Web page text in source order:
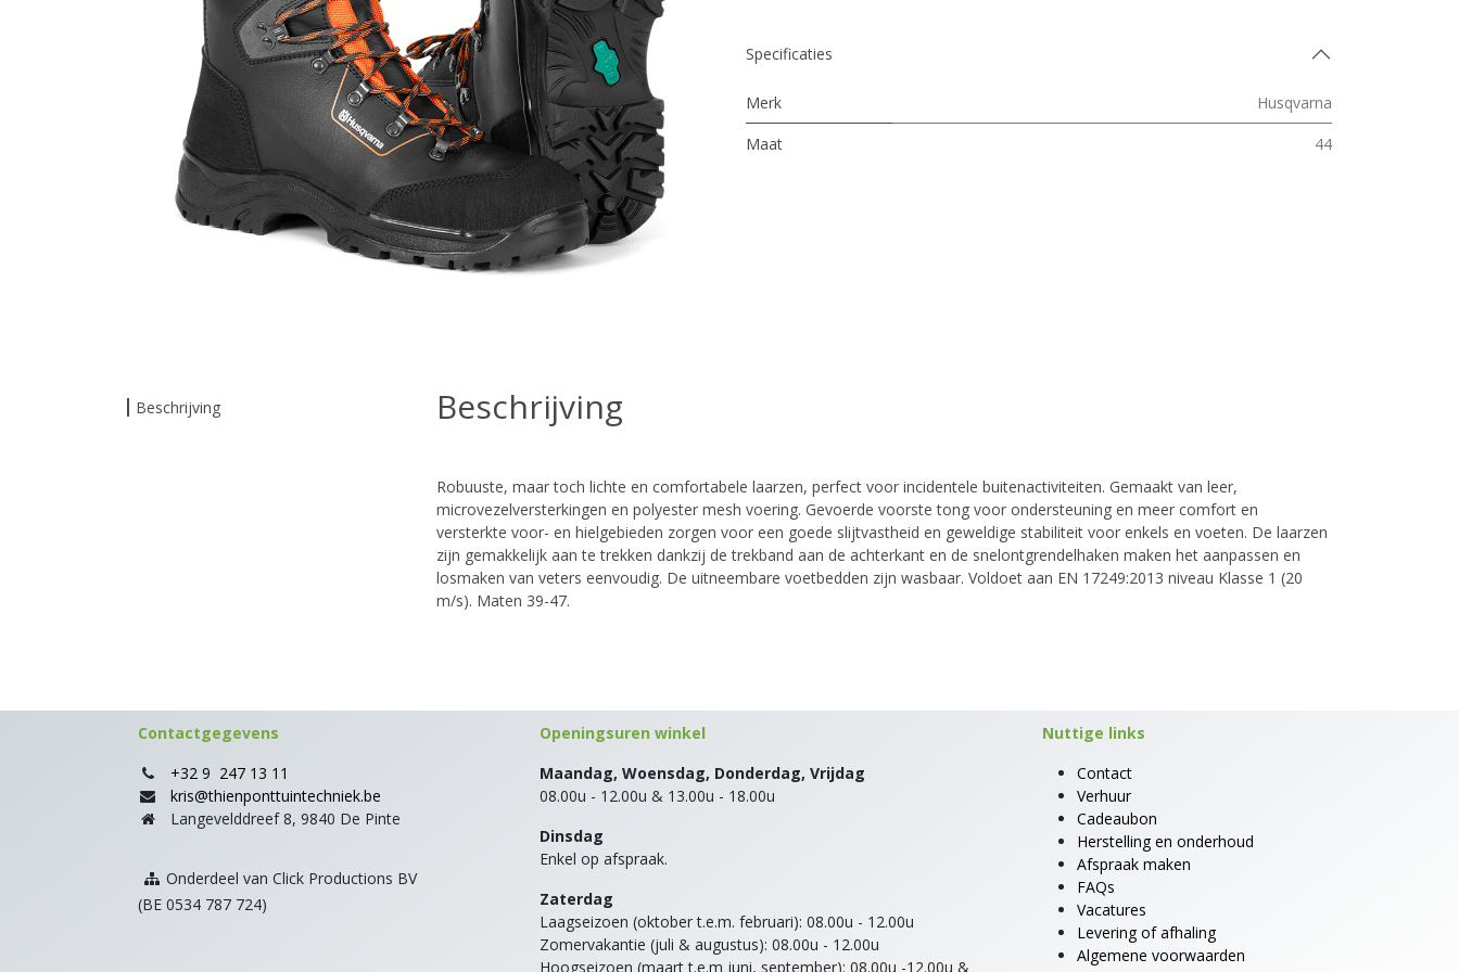
Specificaties
Merk
Husqvarna
Maat
44
Beschrijving Beschrijving
Robuuste, maar toch lichte en comfortabele laarzen, perfect voor incidentele buitenactiviteiten. Gemaakt van leer,
microvezelversterkingen en polyester mesh voering. Gevoerde voorste tong voor ondersteuning en meer comfort en
versterkte voor- en hielgebieden zorgen voor een goede slijtvastheid en geweldige stabiliteit voor enkels en voeten. De laarzen
zijn gemakkelijk aan te trekken dankzij de trekband aan de achterkant en de snelontgrendelhaken maken het aanpassen en
losmaken van veters eenvoudig. De uitneembare voetbedden zijn wasbaar. Voldoet aan EN 17249:2013 niveau Klasse 1 (20
m/s). Maten 39-47.
Openingsuren winkel
Maandag, Woensdag, Donderdag, Vrijdag
08.00u - 12.00u & 13.00u - 18.00u
Dinsdag
Enkel op afspraak.
Zaterdag
Laagseizoen (oktober t.e.m. februari): 08.00u - 12.00u
Zomervakantie (juli & augustus): 08.00u - 12.00u
Hoogseizoen (maart t.e.m juni, september): 08.00u -12.00u &
Contactgegevens
+32 9 247 13 11
kris@thienponttuintechniek.be
Langevelddreef 8, 9840 De Pinte
Onderdeel van Click Productions BV
(BE 0534 787 724)
Nuttige links
Contact
Verhuur
Cadeaubon
Herstelling en onderhoud
Afspraak maken
FAQs
Vacatures
Levering of afhaling
Algemene voorwaarden